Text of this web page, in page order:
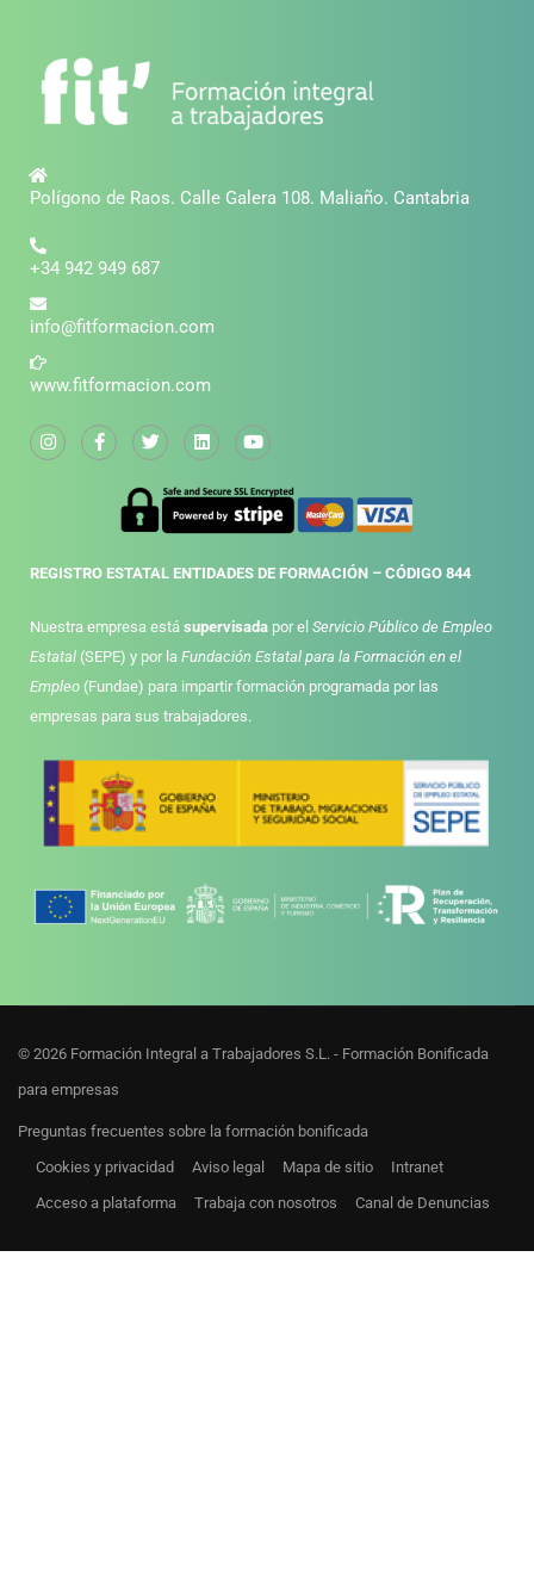
Polígono de Raos. Calle Galera 108. Maliaño. Cantabria
+34 942 949 687
info@fitformacion.com
www.fitformacion.com
REGISTRO ESTATAL ENTIDADES DE FORMACIÓN – CÓDIGO 844
Nuestra empresa está supervisada por el Servicio Público de Empleo
Estatal (SEPE) y por la Fundación Estatal para la Formación en el
Empleo (Fundae) para impartir formación programada por las
empresas para sus trabajadores.
© 2026 Formación Integral a Trabajadores S.L. - Formación Bonificada
para empresas
Preguntas frecuentes sobre la formación bonificada
Cookies y privacidad
Aviso legal Mapa de sitio
Intranet
Acceso a plataforma
Trabaja con nosotros Canal de Denuncias